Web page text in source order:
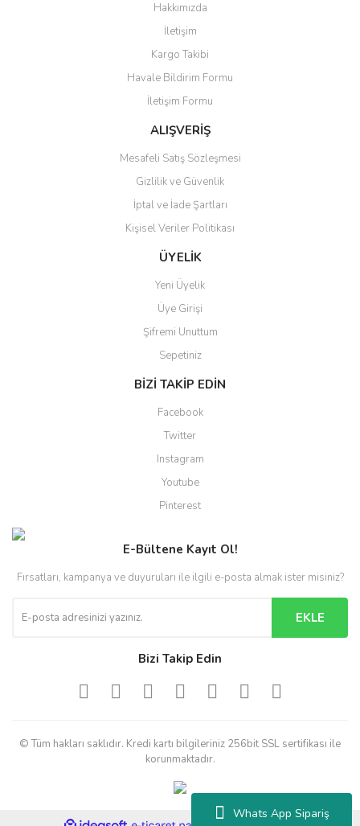
Whats App Sipariş
Yorum Yaz
Ürün resmi kalitesiz, bozuk veya görüntülenemiyor.
Ürün açıklamasında eksik bilgiler bulunuyor.
Ürün bilgilerinde hatalar bulunuyor.
Ürün fiyatı diğer sitelerden daha pahalı.
Bu ürüne benzer farklı alternatifler olmalı.
Gönder
Hakkımızda
İletişim
Kargo Takibi
Havale Bildirim Formu
İletişim Formu
ALIŞVERİŞ
Mesafeli Satış Sözleşmesi
Gizlilik ve Güvenlik
İptal ve İade Şartları
Kişisel Veriler Politikası
ÜYELİK
Yeni Üyelik
Üye Girişi
Şifremi Unuttum
Sepetiniz
BİZİ TAKİP EDİN
Facebook
Twitter
Instagram
Youtube
Pinterest
E-Bültene Kayıt Ol!
Fırsatları, kampanya ve duyuruları ile ilgili e-posta almak ister misiniz?
EKLE
Bizi Takip Edin
© Tüm hakları saklıdır. Kredi kartı bilgileriniz 256bit SSL sertifikası ile
korunmaktadır.